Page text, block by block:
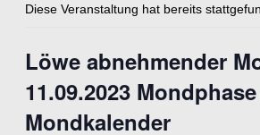
Diese Veranstaltung hat bereits
Löwe abnehmender
11.09.2023
Mondkalender